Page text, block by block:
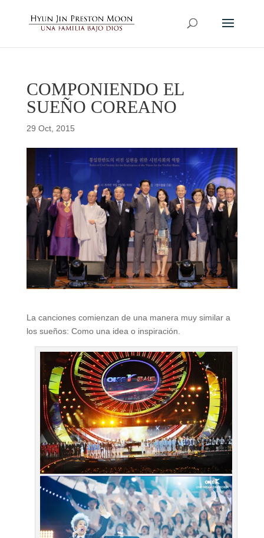
COMPONIENDO EL
SUEÑO COREANO
29 Oct, 2015
La canciones comienzan de una manera muy similar a
los sueños: Como una idea o inspiración.